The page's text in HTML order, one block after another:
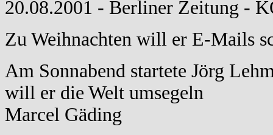
20.08.2001 - Berliner Zeitung -
Zu Weihnachten will er E-Mails
Am Sonnabend startete Jörg
will er die Welt umsegeln
Marcel Gäding